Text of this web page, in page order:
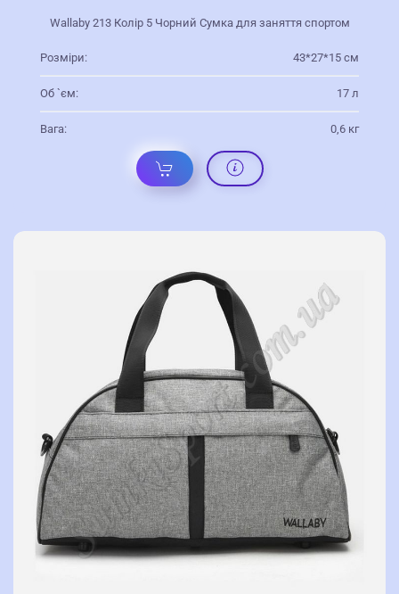
Wallaby 213 Колір 5 Чорний Сумка для заняття спортом
Розміри: 43*27*15 см
Об `єм: 17 л
Вага: 0,6 кг